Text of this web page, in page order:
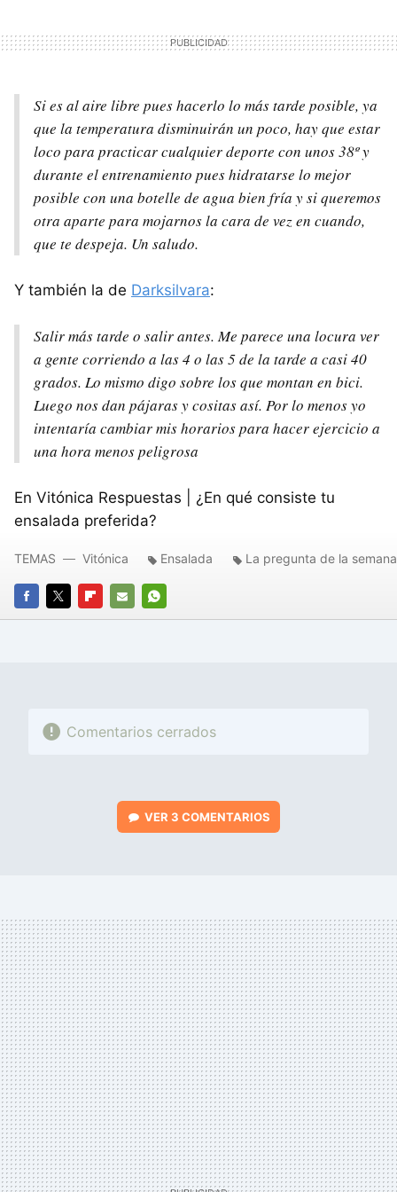
Si es al aire libre pues hacerlo lo más tarde posible, ya
que la temperatura disminuirán un poco, hay que estar
loco para practicar cualquier deporte con unos 38º y
durante el entrenamiento pues hidratarse lo mejor
posible con una botelle de agua bien fría y si queremos
otra aparte para mojarnos la cara de vez en cuando,
que te despeja. Un saludo.
Y también la de Darksilvara:
Salir más tarde o salir antes. Me parece una locura ver
a gente corriendo a las 4 o las 5 de la tarde a casi 40
grados. Lo mismo digo sobre los que montan en bici.
Luego nos dan pájaras y cositas así. Por lo menos yo
intentaría cambiar mis horarios para hacer ejercicio a
una hora menos peligrosa
En Vitónica Respuestas | ¿En qué consiste tu
ensalada preferida?
FACEBOOK
TWITTERFLIPBOARD
E-
WHATSAPP
TEMAS Vitónica Ensalada La pregunta de la semana
Comentarios cerrados
VER 3 COMENTARIOS